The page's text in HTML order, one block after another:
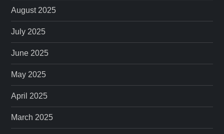
August 2025
July 2025
June 2025
May 2025
April 2025
March 2025